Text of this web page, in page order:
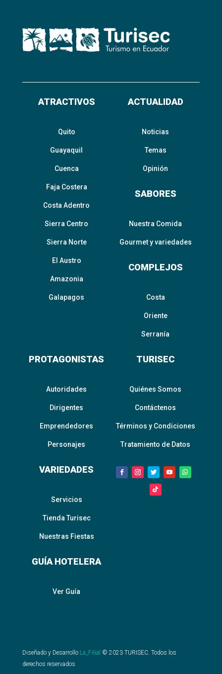
ATRACTIVOS
Quito
Guayaquil
Cuenca
Faja Costera
Costa Adentro
Sierra Centro
Sierra Norte
El Austro
Amazonia
Galapagos
ACTUALIDAD
Noticias
Temas
Opinión
SABORES
Nuestra Comida
Gourmet y variedades
COMPLEJOS
Costa
Oriente
Serranía
PROTAGONISTAS
Autoridades
Dirigentes
Emprendedores
Personajes
VARIEDADES
Servicios
Tienda Turisec
Nuestras Fiestas
GUÍA HOTELERA
Ver Guía
TURISEC
Quiénes Somos
Contáctenos
Términos y Condiciones
Tratamiento de Datos
Diseñado y Desarrollo La_Filial © 2023TURISEC. Todos los
derechos reservados